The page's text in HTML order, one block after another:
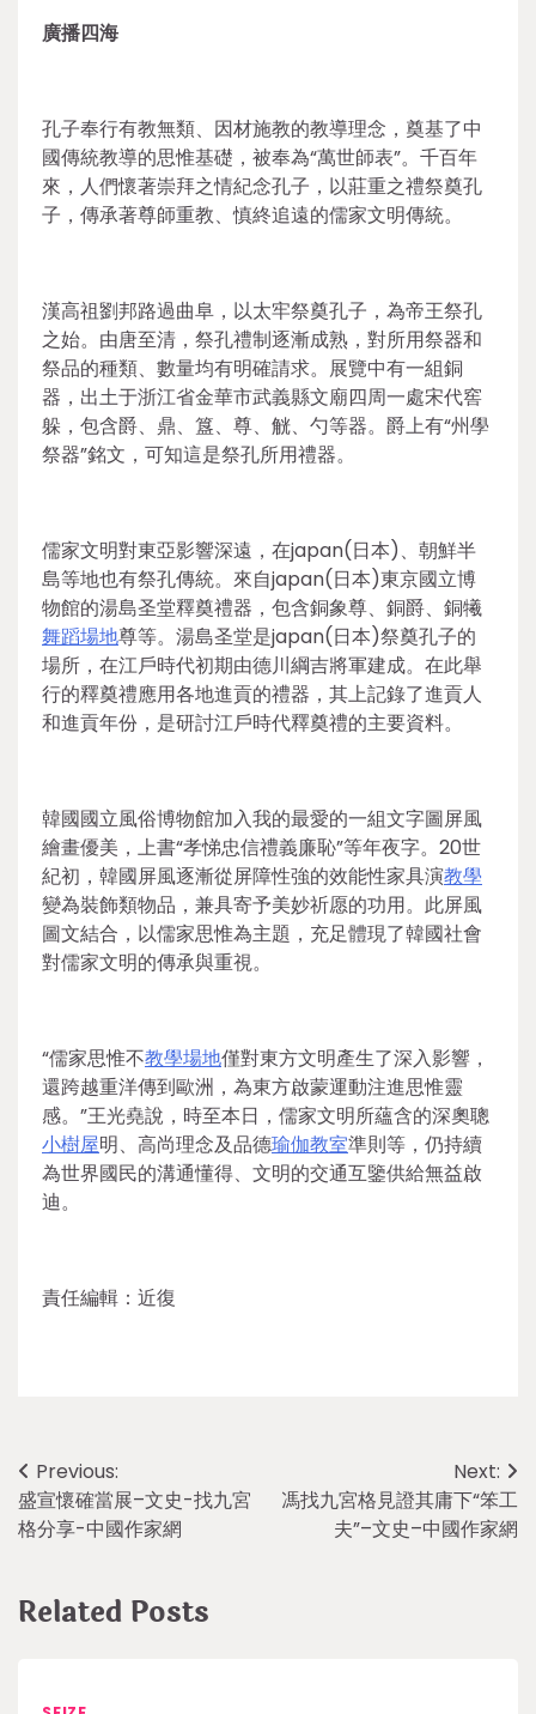
廣播四海
孔子奉行有教無類、因材施教的教導理念，奠基了中
國傳統教導的思惟基礎，被奉為“萬世師表”。千百年
來，人們懷著崇拜之情紀念孔子，以莊重之禮祭奠孔
子，傳承著尊師重教、慎終追遠的儒家文明傳統。
漢高祖劉邦路過曲阜，以太牢祭奠孔子，為帝王祭孔
之始。由唐至清，祭孔禮制逐漸成熟，對所用祭器和
祭品的種類、數量均有明確請求。展覽中有一組銅
器，出土于浙江省金華市武義縣文廟四周一處宋代窖
躲，包含爵、鼎、簋、尊、觥、勺等器。爵上有“州學
祭器”銘文，可知這是祭孔所用禮器。
儒家文明對東亞影響深遠，在japan(日本)、朝鮮半
島等地也有祭孔傳統。來自japan(日本)東京國立博
物館的湯島圣堂釋奠禮器，包含銅象尊、銅爵、銅犧
舞蹈場地尊等。湯島圣堂是japan(日本)祭奠孔子的
場所，在江戶時代初期由德川綱吉將軍建成。在此舉
行的釋奠禮應用各地進貢的禮器，其上記錄了進貢人
和進貢年份，是研討江戶時代釋奠禮的主要資料。
韓國國立風俗博物館加入我的最愛的一組文字圖屏風
繪畫優美，上書“孝悌忠信禮義廉恥”等年夜字。20世
紀初，韓國屏風逐漸從屏障性強的效能性家具演教學
變為裝飾類物品，兼具寄予美妙祈愿的功用。此屏風
圖文結合，以儒家思惟為主題，充足體現了韓國社會
對儒家文明的傳承與重視。
“儒家思惟不教學場地僅對東方文明產生了深入影響，
還跨越重洋傳到歐洲，為東方啟蒙運動注進思惟靈
感。”王光堯說，時至本日，儒家文明所蘊含的深奧聰
小樹屋明、高尚理念及品德瑜伽教室準則等，仍持續
為世界國民的溝通懂得、文明的交通互鑒供給無益啟
迪。
責任編輯：近復
Post
navigation
Previous:
盛宣懷確當展–文史-找九宮
格分享-中國作家網
Next:
馮找九宮格見證其庸下“笨工
夫”–文史–中國作家網
Related Posts